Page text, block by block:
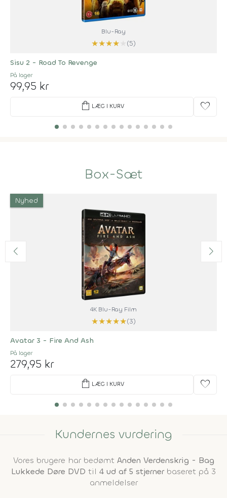
Blu-Ray
★★★★
(5)
Sisu 2 - Road To Revenge
På lager
99,95 kr
shopping_bag LÆG I KURV favorite
Box-Sæt
Nyhed
4K Blu-Ray Film
★★★★★(3)
Avatar 3 - Fire And Ash
På lager
279,95 kr
shopping_bag LÆG I KURV favorite
Kundernes vurdering
Vores brugere har bedømt Anden Verdenskrig - Bag
Lukkede Døre DVD til 4 ud af 5 stjernerbaseret på 3
anmeldelser